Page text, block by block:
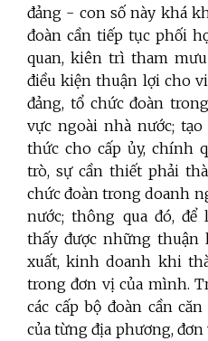
đảng - con số này khá
đoàn cần tiếp tục phối
quan, kiên trì tham
điều kiện thuận lợi cho
đảng, tổ chức đoàn
vực ngoài nhà nước;
thức cho cấp ủy, chính
trò, sự cần thiết phải
chức đoàn trong doanh
nước; thông qua đó, để
thấy được những thuận
xuất, kinh doanh khi
trong đơn vị của mình.
các cấp bộ đoàn cần
của từng địa phương,